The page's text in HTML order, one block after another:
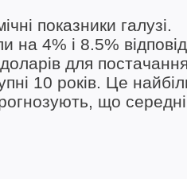
показники галузі.
на 4% і 8.5%
для постачання
10 років. Це
що